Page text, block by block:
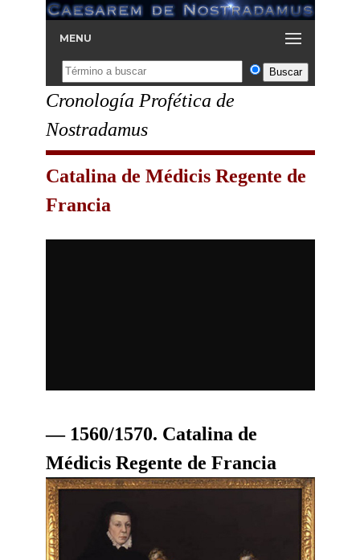
MENU
Cronología Profética de
Nostradamus
Catalina de Médicis Regente de
Francia
— 1560/1570. Catalina de
Médicis Regente de Francia